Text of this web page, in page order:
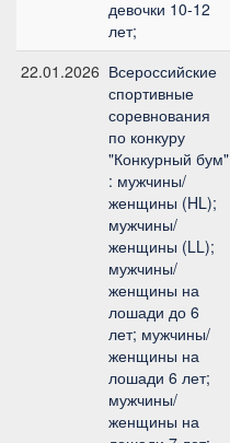
девочки 10-12
лет;
22.01.2026 Всероссийские
спортивные
соревнования
по конкуру
"Конкурный бум"
: мужчины/
женщины (HL);
мужчины/
женщины (LL);
мужчины/
женщины на
лошади до 6
лет; мужчины/
женщины на
лошади 6 лет;
мужчины/
женщины на